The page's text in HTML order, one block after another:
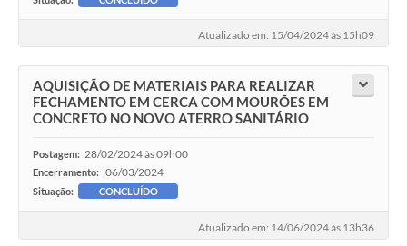
Atualizado em: 15/04/2024 às 15h09
AQUISIÇÃO DE MATERIAIS PARA REALIZAR
FECHAMENTO EM CERCA COM MOURÕES EM
CONCRETO NO NOVO ATERRO SANITÁRIO
Postagem: 28/02/2024 às 09h00
Encerramento: 06/03/2024
Situação: CONCLUÍDO
Atualizado em: 14/06/2024 às 13h36